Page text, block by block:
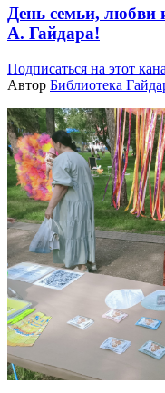
День семьи, любви
А. Гайдара!
Подписаться на этот
Автор Библиотека